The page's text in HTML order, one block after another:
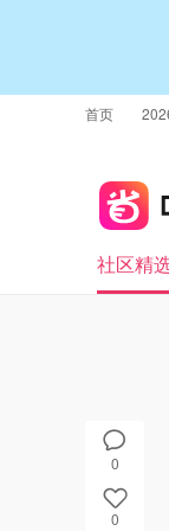
首页
社区精
0
0